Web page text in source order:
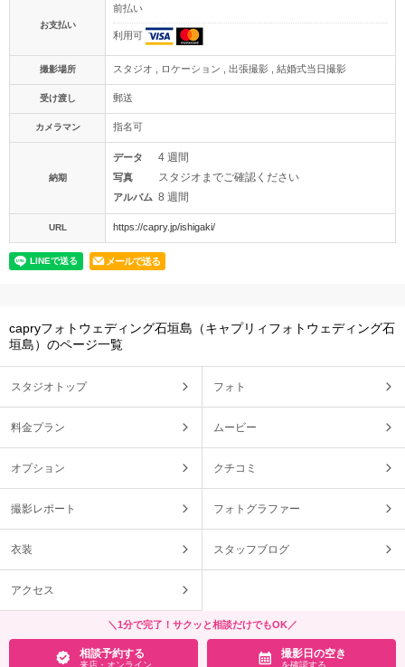
お支払い
前払い
利用可
撮影場所 スタジオ , ロケーション , 出張撮影 , 結婚式当日撮影
受け渡し 郵送
カメラマン 指名可
納期
データ 4 週間
写真 スタジオまでご確認ください
アルバム 8 週間
URL https://capry.jp/ishigaki/
メールで送る
capryフォトウェディング石垣島（キャプリィフォトウェディング石
垣島）のページ一覧
スタジオトップ フォト
料金プラン ムービー
オプション クチコミ
撮影レポート フォトグラファー
衣装 スタッフブログ
アクセス
＼1分で完了！サクッと相談だけでもOK／
相談予約する
来店・オンライン
撮影日の空き
を確認する